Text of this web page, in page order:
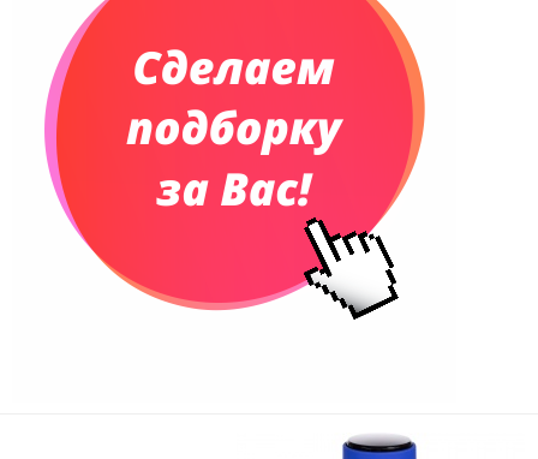
Сумки и Рюкзаки
Сумки для планшетов и ноутбуков
Рюкзаки
Конференц-сумки
Сумки для покупок промо
Несессеры и косметички
Сумки дорожные